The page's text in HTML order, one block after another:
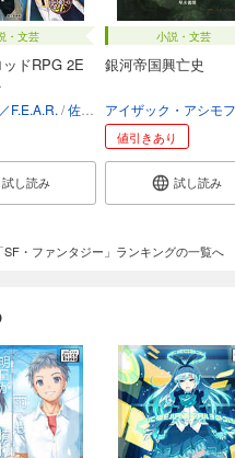
・文芸
ドRPG 2E
F.E.A.R. 佐々木あかね
試し読み
小説・文芸
銀河帝国興亡史
アイザック・アシモフ
値引きあり
試し読み
「SF・ファンタジー」ランキングの一覧へ